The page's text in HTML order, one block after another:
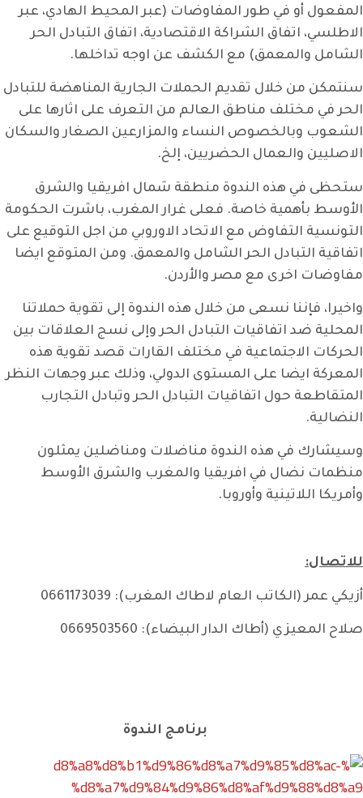
المفعول أو في طور المفاوضات (عبر المحيط الهادي، عبر
الاطلسي، اتفاق الشراكة الاقتصادية، اتفاق التبادل الحر
الشامل والمعمق) مع الكشف عن اوجه تداخلها.
سنتمكن من خلال تقديم الحملات الجارية المناهضة للتبادل
الحر في مختلف مناطق العالم من التعرف على اثارها على
الشعوب وبالخصوص النساء والمزارعين الصغار والسكان
الاصليين والعمال الحضريين، إلخ.
ستحظى في هذه الندوة منطقة شمال افريقيا والشرق
الأوسط بأهمية خاصة. فعلى غرار المغرب، باشرت الحكومة
التونسية التفاوض مع الاتحاد الاوروبي من اجل التوقيع على
اتفاقية التبادل الحر الشامل والمعمق. ومن المتوقع ايضا
مفاوضات اخرى مع مصر والأردن.
واخيرا، فإننا نسعى من خلال هذه الندوة إلى تقوية حملاتنا
المحلية ضد اتفاقيات التبادل الحر وإلى نسج العلاقات بين
الحركات الاجتماعية في مختلف القارات قصد تقوية هذه
المعركة ايضا على المستوى الدولي، وذلك عبر وجهات النظر
المتقاطعة حول اتفاقيات التبادل الحر وتبادل التجارب
النضالية.
وسيشارك في هذه الندوة مناضلات ومناضلين يمثلون
منظمات نضال في افريقيا والمغرب والشرق الأوسط
وأمريكا اللاتينية وأوروبا.
للاتصال:
أزيكي عمر (الكاتب العام لاطاك المغرب): 0661173039
صلاح المعيزي (أطاك الدار البيضاء): 0669503560
برنامج الندوة